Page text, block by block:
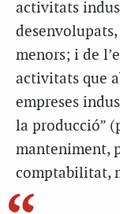
activitats
menors; i de
activitats que
empreses
la producció”
manteniment,
comptabilitat,